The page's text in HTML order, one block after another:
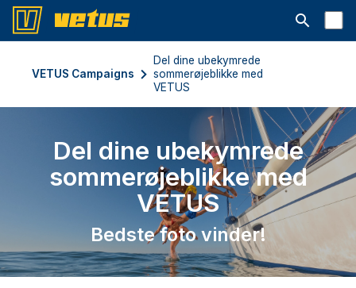
Åbn
VETUS Campaigns
Del dine ubekymrede
sommerøjeblikke med
VETUS
Del dine ubekymrede
sommerøjeblikke med
VETUS
Bedste foto vinder!